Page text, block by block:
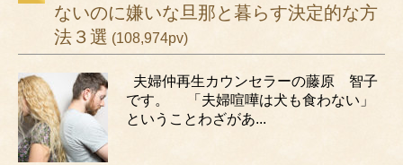
ないのに嫌いな旦那と暮らす決定的な方
法３選 (108,974pv)
夫婦仲再生カウンセラーの藤原 智子
です。 「夫婦喧嘩は犬も食わない」
ということわざがあ...